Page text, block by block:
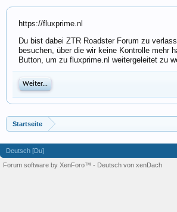
https://fluxprime.nl
Du bist dabei ZTR Roadster Forum zu
besuchen, über die wir keine Kontrolle mehr
Button, um zu fluxprime.nl weitergeleitet zu
Weiter...
Startseite
Deutsch [Du]
Forum software by XenForo™ - Deutsch von xenDach